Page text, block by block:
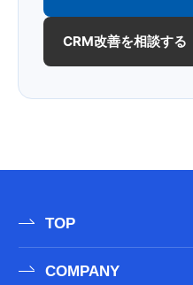
CRM改善を相談する
TOP
COMPANY